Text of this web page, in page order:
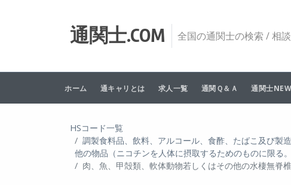
通関士.COM 全国の通関士の検索 / 相談
ホーム 通キャリとは 求人一覧 通関Ｑ＆Ａ 通関士
HSコード一覧
調製食料品、飲料、アルコール、食酢、たばこ及び製
他の物品（ニコチンを人体に摂取するためのものに限る。
肉、魚、甲殻類、軟体動物若しくはその他の水棲無脊